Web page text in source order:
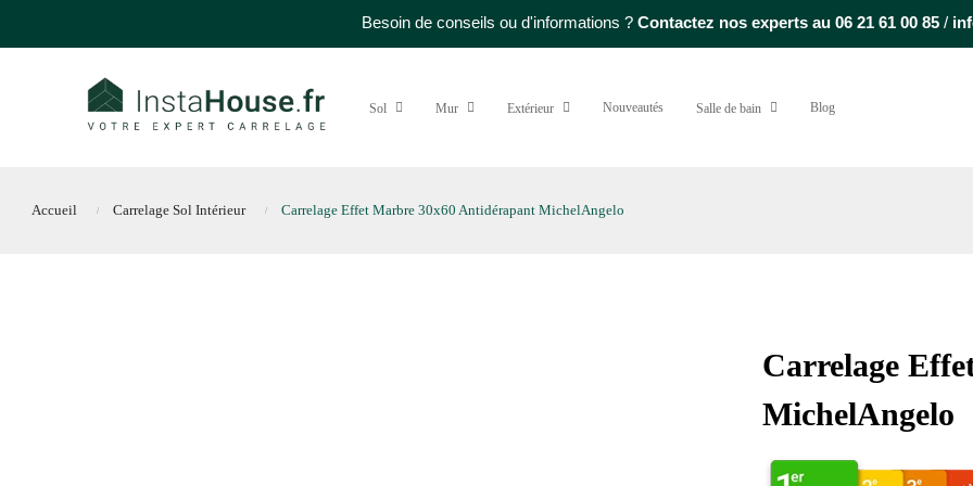
Besoin de conseils ou d'informations ? Contactez nos experts au 06 21 61 00 85 /
Sol Mur Extérieur Nouveautés Salle de bain Blog
Accueil Carrelage Sol Intérieur Carrelage Effet Marbre 30x60 Antidérapant MichelAngelo
Carrelage
MichelAngelo